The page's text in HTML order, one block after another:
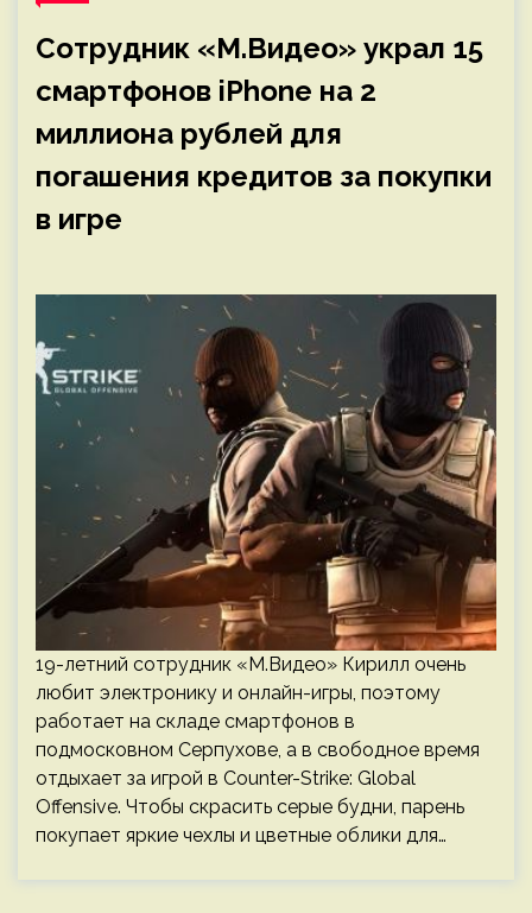
Сотрудник «М.Видео» украл 15
смартфонов iPhone на 2
миллиона рублей для
погашения кредитов за покупки
в игре
19-летний сотрудник «М.Видео» Кирилл очень
любит электронику и онлайн-игры, поэтому
работает на складе смартфонов в
подмосковном Серпухове, а в свободное время
отдыхает за игрой в Counter-Strike: Global
Offensive. Чтобы скрасить серые будни, парень
покупает яркие чехлы и цветные облики для…